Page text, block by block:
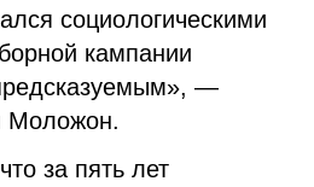
социологическими
кампании
—
Моложон.
за пять лет